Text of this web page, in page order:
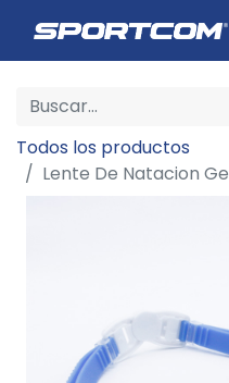
Todos los productos
Lente De Natacion